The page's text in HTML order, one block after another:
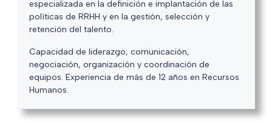
especializada en la definición e implantación de las
políticas de RRHH y en la gestión, selección y
retención del talento.
Capacidad de liderazgo, comunicación,
negociación, organización y coordinación de
equipos. Experiencia de más de 12 años en Recursos
Humanos.